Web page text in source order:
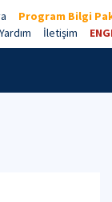
Program Bilgi
Yardım İletişim